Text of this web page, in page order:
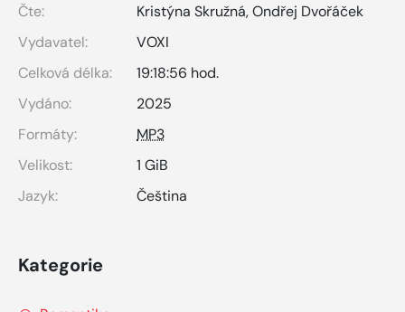
Čte:
Kristýna Skružná,Ondřej Dvořáček
Vydavatel:
VOXI
Celková délka:
19:18:56 hod.
Vydáno:
2025
Formáty:
MP3
Velikost:
1 GiB
Jazyk:
Čeština
Kategorie